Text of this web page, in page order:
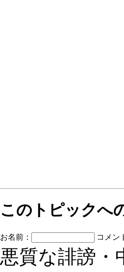
このトピックへ
お名前： コメン
悪質な誹謗・